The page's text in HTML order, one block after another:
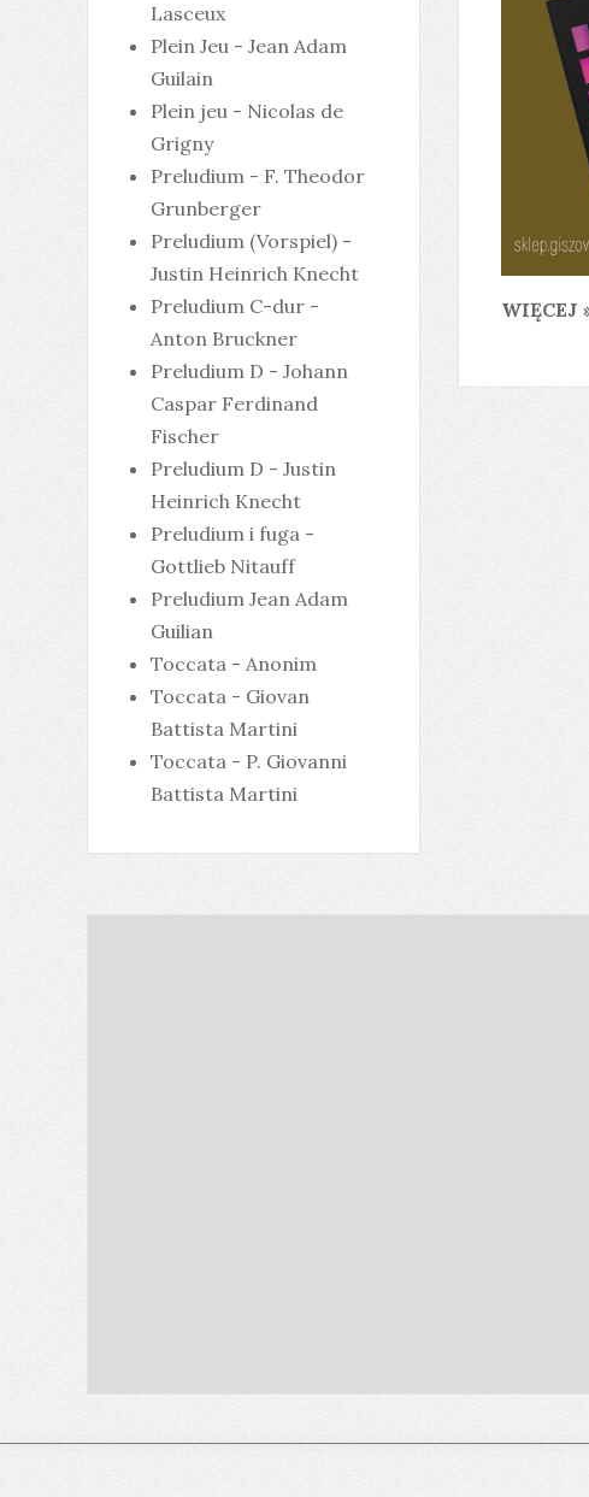
Lasceux
Plein Jeu - Jean Adam
Guilain
Plein jeu - Nicolas de
Grigny
Preludium - F. Theodor
Grunberger
Preludium (Vorspiel) -
Justin Heinrich Knecht
Preludium C-dur -
Anton Bruckner
Preludium D - Johann
Caspar Ferdinand
Fischer
Preludium D - Justin
Heinrich Knecht
Preludium i fuga -
Gottlieb Nitauff
Preludium Jean Adam
Guilian
Toccata - Anonim
Toccata - Giovan
Battista Martini
Toccata - P. Giovanni
Battista Martini
WIĘCEJ